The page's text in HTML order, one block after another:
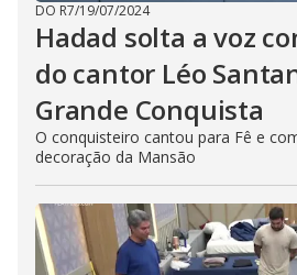
DO R7/19/07/2024
Hadad solta a voz
do cantor Léo
Grande Conquista
O conquisteiro cantou para Fê e
decoração da Mansão